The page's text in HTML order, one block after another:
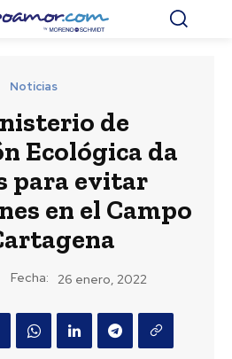
Noticias
de
Ecológica da
para evitar
en el Campo
Fecha: 26 enero, 2022